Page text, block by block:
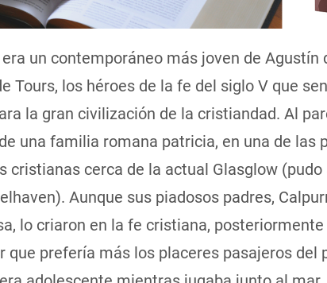
un contemporáneo más joven de Agustín
Tours, los héroes de la fe del siglo V que
la gran civilización de la cristiandad. Al
una familia romana patricia, en una de las
cristianas cerca de la actual Glasglow (pudo
Aunque sus piadosos padres,
lo criaron en la fe cristiana,
que prefería más los placeres pasajeros del